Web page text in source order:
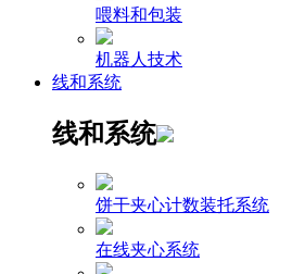
喂料和包装
机器人技术
线和系统
线和系统
饼干夹心计数装托系统
在线夹心系统